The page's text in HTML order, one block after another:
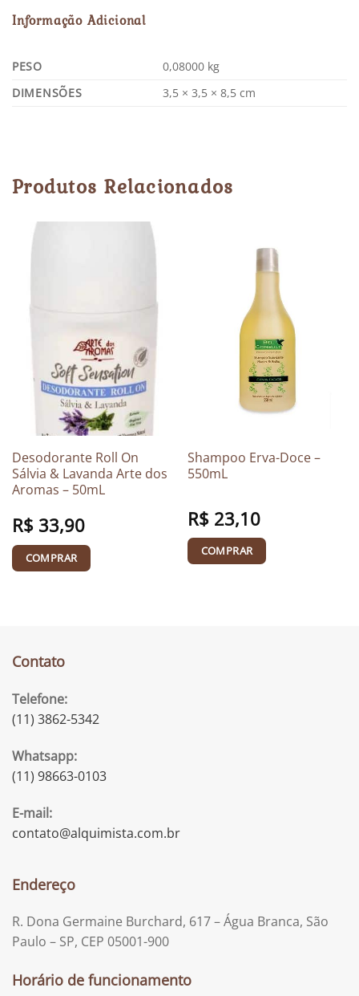
Informação Adicional
PESO
0,08000 kg
DIMENSÕES
3,5 × 3,5 × 8,5 cm
Produtos Relacionados
Desodorante Roll On
Sálvia & Lavanda Arte dos
Aromas – 50mL
R$33,90
COMPRAR
Shampoo Erva-Doce –
550mL
R$23,10
COMPRAR
Contato
Telefone:
(11) 3862-5342
Whatsapp:
(11) 98663-0103
E-mail:
contato@alquimista.com.br
Endereço
R. Dona Germaine Burchard, 617 – Água Branca, São
Paulo – SP, CEP 05001-900
Horário de funcionamento